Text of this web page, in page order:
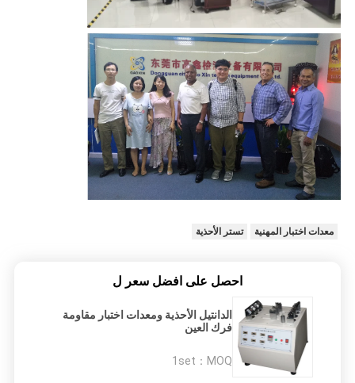
معدات اختبار المهنية تستر الأحذية
احصل على افضل سعر ل
الدانتيل الأحذية ومعدات اختبار مقاومة
فرك العين
MOQ：
1set